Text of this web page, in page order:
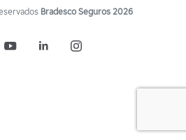
Bradesco Seguros 2026